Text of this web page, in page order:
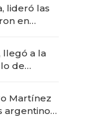
lideró las
en
llegó a la
de
Martínez
argentinos